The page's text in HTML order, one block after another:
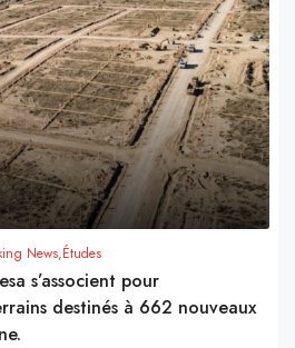
News,Études
s’associent pour
destinés à 662 nouveaux